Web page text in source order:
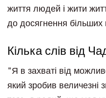
життя людей і жити
до досягнення більших
Кілька слів від
"Я в захваті від
який зробив величезні